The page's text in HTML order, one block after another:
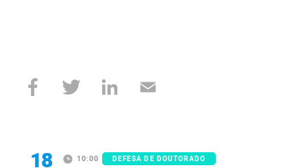
18 10:00 DEFESA DE DOUTORADO